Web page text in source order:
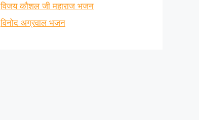
विजय कौशल जी महाराज भजन
विनोद अग्रवाल भजन